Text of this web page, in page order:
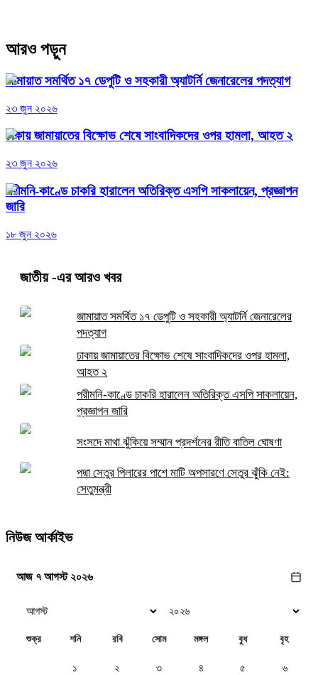
আরও পড়ুন
জামায়াত সমর্থিত ১৭ ডেপুটি ও সহকারী অ্যাটর্নি জেনারেলের পদত্যাগ
২৩ জুন ২০২৬
ঢাকায় জামায়াতের বিক্ষোভ শেষে সাংবাদিকদের ওপর হামলা, আহত ২
২৩ জুন ২০২৬
পরীমনি-কাণ্ডে চাকরি হারালেন অতিরিক্ত এসপি সাকলায়েন, প্রজ্ঞাপন
জারি
১৮ জুন ২০২৬
জাতীয়-এর আরও খবর
জামায়াত সমর্থিত ১৭ ডেপুটি ও সহকারী অ্যাটর্নি জেনারেলের
পদত্যাগ
ঢাকায় জামায়াতের বিক্ষোভ শেষে সাংবাদিকদের ওপর হামলা,
আহত ২
পরীমনি-কাণ্ডে চাকরি হারালেন অতিরিক্ত এসপি সাকলায়েন,
প্রজ্ঞাপন জারি
সংসদে মাথা ঝুঁকিয়ে সম্মান প্রদর্শনের রীতি বাতিল ঘোষণা
পদ্মা সেতুর পিলারের পাশে মাটি অপসারণে সেতুর ঝুঁকি নেই:
সেতুমন্ত্রী
নিউজ আর্কাইভ
আজ ৭ আগস্ট ২০২৬
শুক্র শনি রবি সোম মঙ্গল বুধ বৃহ
১ ২ ৩ ৪ ৫ ৬